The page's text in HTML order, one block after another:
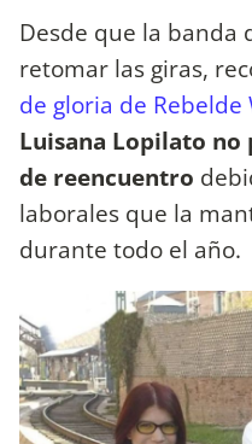
Desde que la banda
retomar las giras,
de gloria de Rebelde
Luisana Lopilato
de reencuentro
laborales que la
durante todo el año.